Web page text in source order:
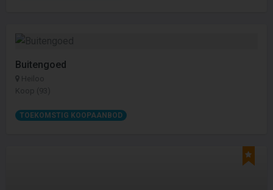
Buitengoed
Heiloo
Koop (93)
TOEKOMSTIG KOOPAANBOD